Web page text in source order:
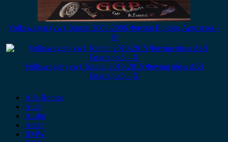
Volkswagen (vw) Touran 2003-2006 Φανάρι Εμπρός Αριστερό –
Θ
Volkswagen (vw) Touran 2010-2015 Φανάρι πίσω Δεξί
Εσωτερικό – Χ
Alfa Romeo
Audi
Austin
Acura
BMW